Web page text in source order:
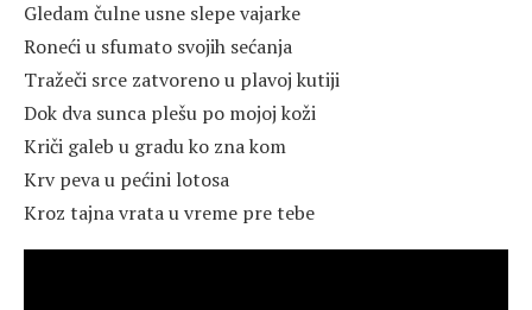
Gledam čulne usne slepe vajarke
Roneći u sfumato svojih sećanja
Tražeči srce zatvoreno u plavoj kutiji
Dok dva sunca plešu po mojoj koži
Kriči galeb u gradu ko zna kom
Krv peva u pećini lotosa
Kroz tajna vrata u vreme pre tebe